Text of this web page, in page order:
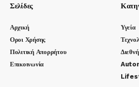
Σελίδες
Αρχική
Οροι Χρήσης
Πολιτική Απορρήτου
Επικοινωνία
Υγεία